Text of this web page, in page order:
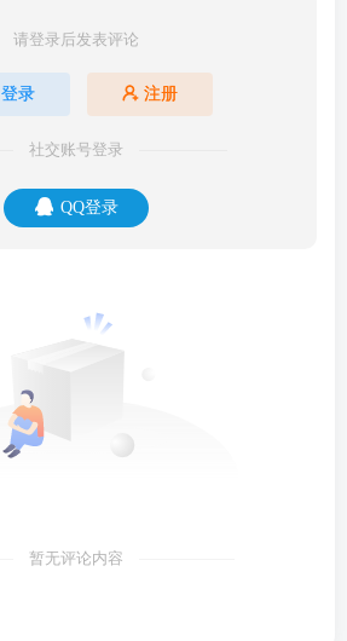
请登录后发表评论
登录 注册
社交账号登录
QQ登录
暂无评论内容